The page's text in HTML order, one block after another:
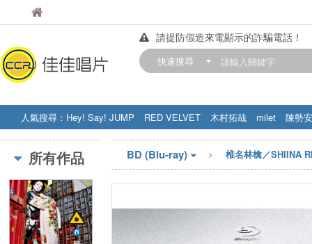
佳佳唱片
請提防假造來電顯示的詐騙電話！
【中華門市營業時間調整公告】
快速搜尋
人氣搜尋： Hey! Say! JUMP RED VELVET 木村拓哉 milet
陳勢安
STRAY KIDS
盧廣仲 周杰伦
所有作品 BD (Blu-ray) 椎名林檎／SHIINA